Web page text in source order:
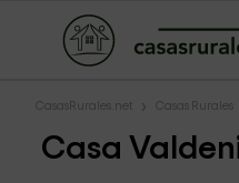
CasasRurales.net Casas Rurales
Casa